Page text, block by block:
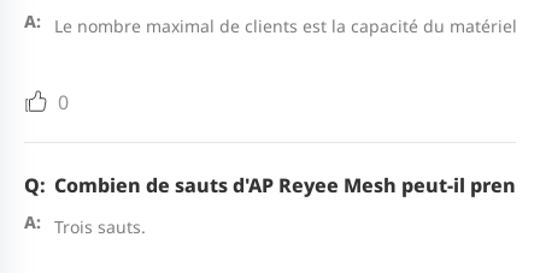
Le nombre maximal de clients est la capacité du
0
Combien de sauts d'AP Reyee Mesh peut-il
Trois sauts.